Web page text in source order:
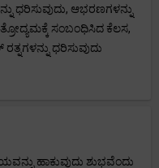
ಧರಿಸುವುದು, ಆಭರಣಗಳನ್ನು
ಸಂಬಂಧಿಸಿದ ಕೆಲಸ,
ಧರಿಸುವುದು
ಹಾಕುವುದು ಶುಭವೆಂದು